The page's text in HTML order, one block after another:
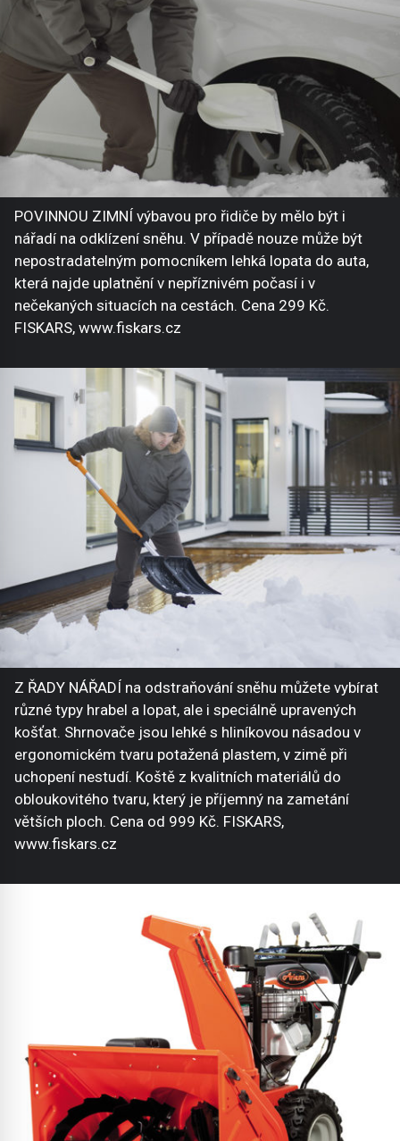
POVINNOU ZIMNÍ výbavou pro řidiče by mělo být i
nářadí na odklízení sněhu. V případě nouze může být
nepostradatelným pomocníkem lehká lopata do auta,
která najde uplatnění v nepříznivém počasí i v
nečekaných situacích na cestách. Cena 299 Kč.
FISKARS, www.fiskars.cz
Z ŘADY NÁŘADÍ na odstraňování sněhu můžete vybírat
různé typy hrabel a lopat, ale i speciálně upravených
košťat. Shrnovače jsou lehké s hliníkovou násadou v
ergonomickém tvaru potažená plastem, v zimě při
uchopení nestudí. Koště z kvalitních materiálů do
obloukovitého tvaru, který je příjemný na zametání
větších ploch. Cena od 999 Kč. FISKARS,
www.fiskars.cz